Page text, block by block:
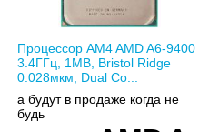
Процессор AM4 AMD A6-9400
3.4ГГц, 1MB, Bristol Ridge
0.028мкм, Dual Co...
а будут в продаже когда не
будь